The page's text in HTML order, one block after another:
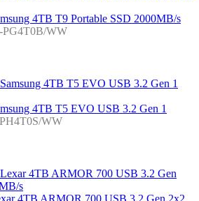
4TB T9 Portable SSD 2000MB/s
WW
4TB T5 EVO USB 3.2 Gen 1
WW